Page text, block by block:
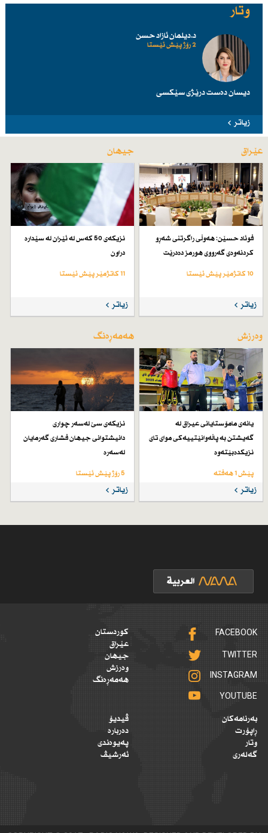
وتار
د.دیلمان ئازاد حسن
2 رۆژ پێش ئێستا
دیسان دەست درێژی سێكسی
زیاتر
عێراق
فوئاد حسێن: هەوڵی راگرتنی شەڕو
كردنەوەی گەرووی هورمز دەدرێت
10 کاتژمێر پێش ئێستا
زیاتر
جیهان
نزیكەی 50 كەس لە ئێران لە سێدارە
دراون
11 کاتژمێر پێش ئێستا
زیاتر
وەرزش
یانەی مامۆستایانی عیراق لە
گەیشتن بە پاڵەوانێتییەكی موای تای
نزیكدەبێتەوە
پێش 1 هەفتە
زیاتر
هەمەڕەنگ
نزیكەی سێ لەسەر چواری
دانیشتوانی جیهان فشاری گەرمایان
لەسەرە
5 رۆژ پێش ئێستا
زیاتر
FACEBOOK
TWITTER
INSTAGRAM
YOUTUBE
کوردستان
عێراق
جیهان
وەرزش
هەمەڕەنگ
بەرنامەکان
ڕاپۆرت
وتار
گەلەری
ڤیدیۆ
دەربارە
پەیوەندی
ئەرشیڤ